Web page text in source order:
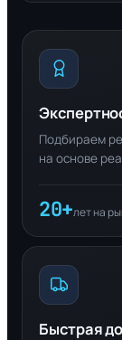
Подбираем
на основе
20+лет на
Быстрая